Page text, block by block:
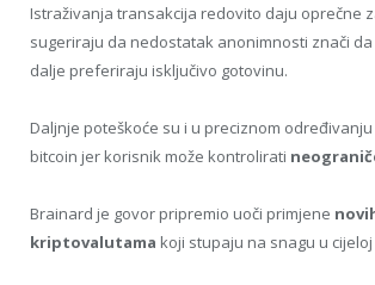
Istraživanja transakcija redovito daju oprečne
sugeriraju da nedostatak anonimnosti znači
dalje preferiraju isključivo gotovinu.
Daljnje poteškoće su i u preciznom
bitcoin jer korisnik može kontrolirati
Brainard je govor pripremio uoči primjene
kriptovalutama koji stupaju na snagu u